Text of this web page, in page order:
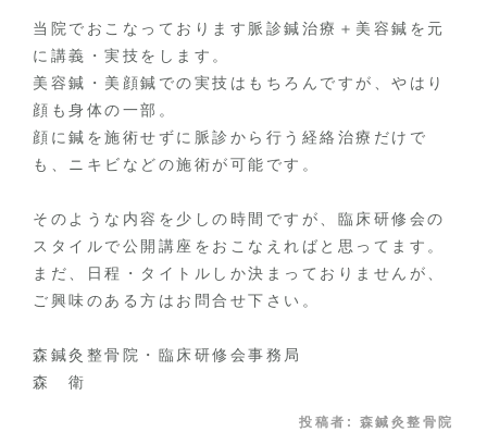
当院でおこなっております脈診鍼治療＋美容鍼を元
に講義・実技をします。
美容鍼・美顔鍼での実技はもちろんですが、やはり
顔も身体の一部。
顔に鍼を施術せずに脈診から行う経絡治療だけで
も、ニキビなどの施術が可能です。
そのような内容を少しの時間ですが、臨床研修会の
スタイルで公開講座をおこなえればと思ってます。
まだ、日程・タイトルしか決まっておりませんが、
ご興味のある方はお問合せ下さい。
森鍼灸整骨院・臨床研修会事務局
森 衛
投稿者: 森鍼灸整骨院